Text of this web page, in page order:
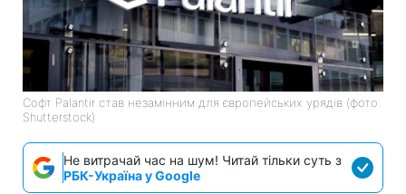
Софт Palantir став незамінним для європейських урядів (фото:
Shutterstock)
Не витрачай час на шум! Читай тільки суть з
РБК-Україна у Google